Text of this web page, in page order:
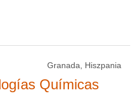
Granada, Hiszpania
Químicas